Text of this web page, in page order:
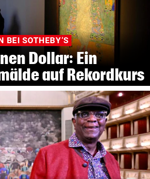
BEI SOTHEBY‘S
Dollar: Ein
auf Rekordkurs